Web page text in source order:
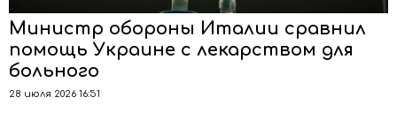
Министр обороны Италии сравнил
помощь Украине с лекарством для
больного
28 июля 2026 16:51